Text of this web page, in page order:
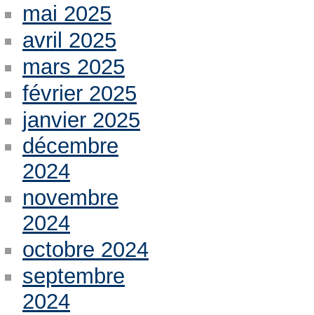
mai 2025
avril 2025
mars 2025
février 2025
janvier 2025
décembre
2024
novembre
2024
octobre 2024
septembre
2024